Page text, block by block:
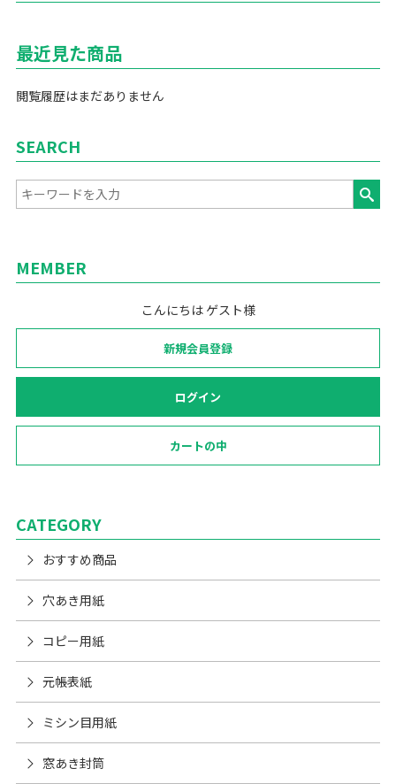
最近見た商品
閲覧履歴はまだありません
SEARCH
MEMBER
こんにちは ゲスト様
新規会員登録
ログイン
カートの中
CATEGORY
おすすめ商品
穴あき用紙
コピー用紙
元帳表紙
ミシン目用紙
窓あき封筒